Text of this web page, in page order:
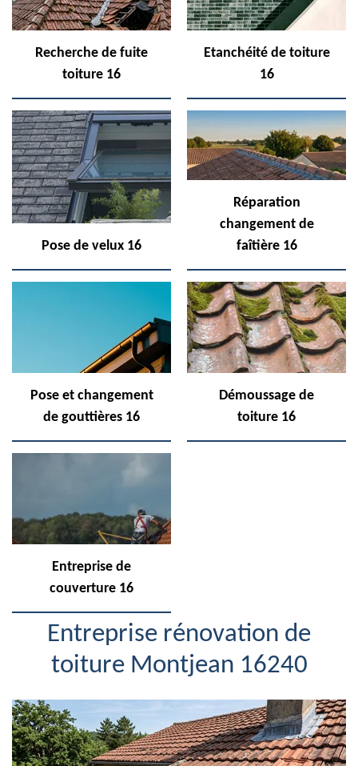
Recherche de fuite
toiture 16
Etanchéité de toiture
16
Pose de velux 16
Réparation
changement de
faîtière 16
Pose et changement
de gouttières 16
Démoussage de
toiture 16
Entreprise de
couverture 16
Entreprise rénovation de
toiture Montjean 16240